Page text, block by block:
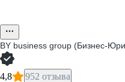
BY business group (Бизнес-
4,8 952 отзыва